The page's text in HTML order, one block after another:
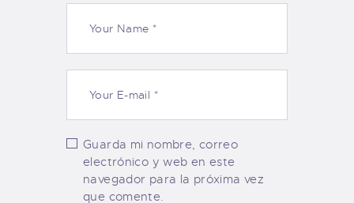
Guarda mi nombre, correo
electrónico y web en este
navegador para la próxima vez
que comente.